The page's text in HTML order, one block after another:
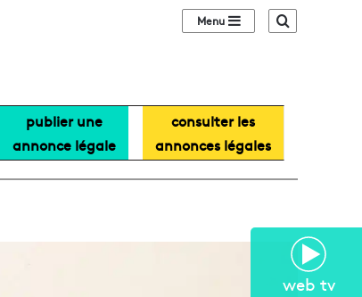
web tv
Sidebar (barre
publier une
annonce légale
consulter les
annonces légales